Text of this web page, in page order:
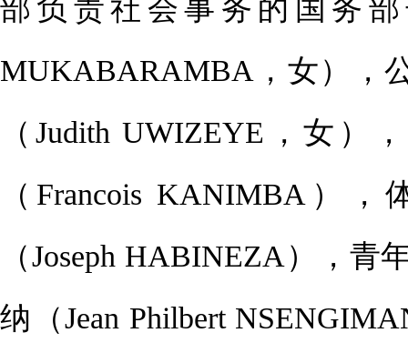
部负责社会事务的国务
MUKABARAMBA，女），
（Judith UWIZEYE，女
（Francois KANIMBA）
（Joseph HABINEZA），
纳（Jean Philbert